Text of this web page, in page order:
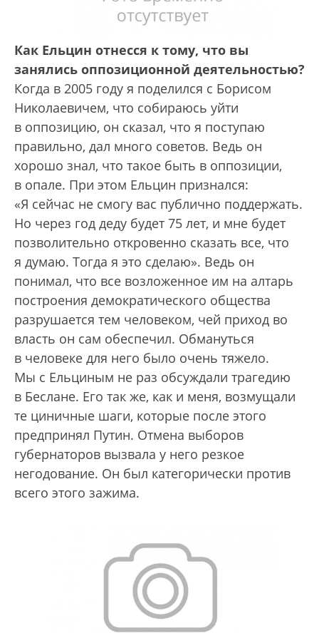
Как Ельцин отнесся к тому, что вы
занялись оппозиционной деятельностью?
Когда в 2005 году я поделился с Борисом
Николаевичем, что собираюсь уйти
в оппозицию, он сказал, что я поступаю
правильно, дал много советов. Ведь он
хорошо знал, что такое быть в оппозиции,
в опале. При этом Ельцин признался:
«Я сейчас не смогу вас публично поддержать.
Но через год деду будет 75 лет, и мне будет
позволительно откровенно сказать все, что
я думаю. Тогда я это сделаю». Ведь он
понимал, что все возложенное им на алтарь
построения демократического общества
разрушается тем человеком, чей приход во
власть он сам обеспечил. Обмануться
в человеке для него было очень тяжело.
Мы с Ельциным не раз обсуждали трагедию
в Беслане. Его так же, как и меня, возмущали
те циничные шаги, которые после этого
предпринял Путин. Отмена выборов
губернаторов вызвала у него резкое
негодование. Он был категорически против
всего этого зажима.